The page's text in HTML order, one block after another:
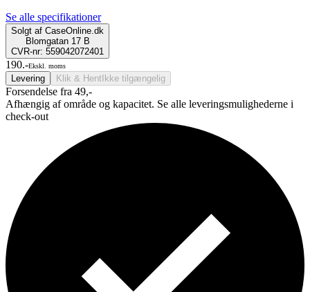
Se alle specifikationer
Solgt af CaseOnline.dk
Blomgatan 17 B
CVR-nr: 559042072401
190.-Ekskl. moms
Levering Klik & Hent Ikke tilgængelig
Forsendelse fra 49,-
Afhængig af område og kapacitet. Se alle leveringsmulighederne i
check-out